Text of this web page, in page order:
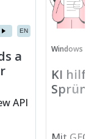
EN
a
API
Windows
KI hilft